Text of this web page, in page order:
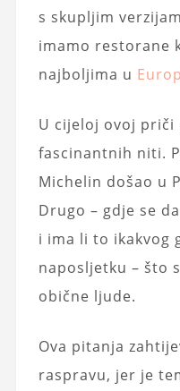
s skupljim
imamo restorane
najboljima u
U cijeloj ovoj
fascinantnih niti.
Michelin došao u
Drugo – gdje se
i ima li to ikakvog
naposljetku – što
obične ljude.
Ova pitanja
raspravu, jer je